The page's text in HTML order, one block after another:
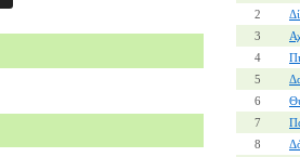
2
3
4
5
6
7
8